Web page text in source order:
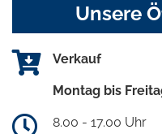
Unsere
Verkauf
Montag bis
8.00 - 17.00 Uhr